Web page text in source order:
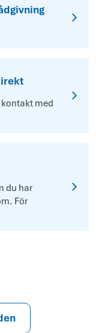
med
du har
För